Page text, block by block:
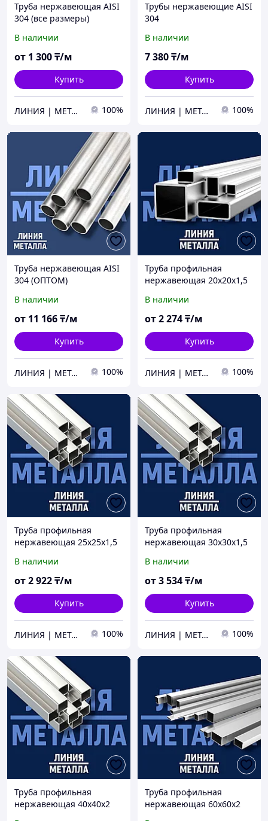
Труба нержавеющая AISI
304 (все размеры)
В наличии
от 1 300₸/м
Купить
ЛИНИЯ | МЕТАЛЛА 100%
Трубы нержавеющие AISI
304
В наличии
7 380₸/м
Купить
ЛИНИЯ | МЕТАЛЛА 100%
Труба нержавеющая AISI
304 (ОПТОМ)
В наличии
от 11 166₸/м
Купить
ЛИНИЯ | МЕТАЛЛА 100%
Труба профильная
нержавеющая 20х20х1,5
В наличии
от2 274₸/м
Купить
ЛИНИЯ | МЕТАЛЛА 100%
Труба профильная
нержавеющая 25х25х1,5
В наличии
от2 922₸/м
Купить
ЛИНИЯ | МЕТАЛЛА 100%
Труба профильная
нержавеющая 30х30х1,5
В наличии
от3 534₸/м
Купить
ЛИНИЯ | МЕТАЛЛА 100%
Труба профильная
нержавеющая 40х40х2
Труба профильная
нержавеющая 60х60х2